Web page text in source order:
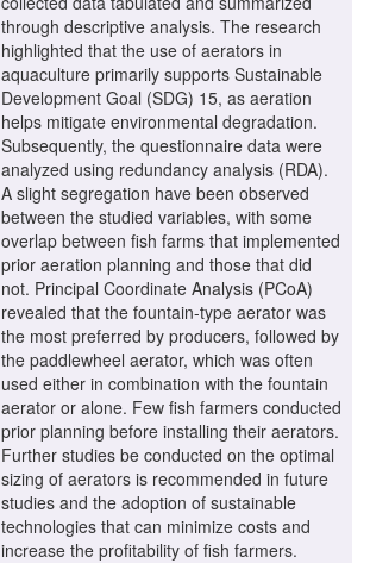
through descriptive analysis. The research
highlighted that the use of aerators in
aquaculture primarily supports Sustainable
Development Goal (SDG) 15, as aeration
helps mitigate environmental degradation.
Subsequently, the questionnaire data were
analyzed using redundancy analysis (RDA).
A slight segregation have been observed
between the studied variables, with some
overlap between fish farms that implemented
prior aeration planning and those that did
not. Principal Coordinate Analysis (PCoA)
revealed that the fountain-type aerator was
the most preferred by producers, followed by
the paddlewheel aerator, which was often
used either in combination with the fountain
aerator or alone. Few fish farmers conducted
prior planning before installing their aerators.
Further studies be conducted on the optimal
sizing of aerators is recommended in future
studies and the adoption of sustainable
technologies that can minimize costs and
increase the profitability of fish farmers.